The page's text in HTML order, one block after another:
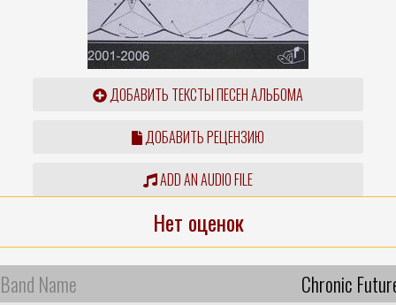
ДОБАВИТЬ ТЕКСТЫ ПЕСЕН АЛЬБОМА
ДОБАВИТЬ РЕЦЕНЗИЮ
ADD AN AUDIO FILE
Нет оценок
Band Name
Chronic